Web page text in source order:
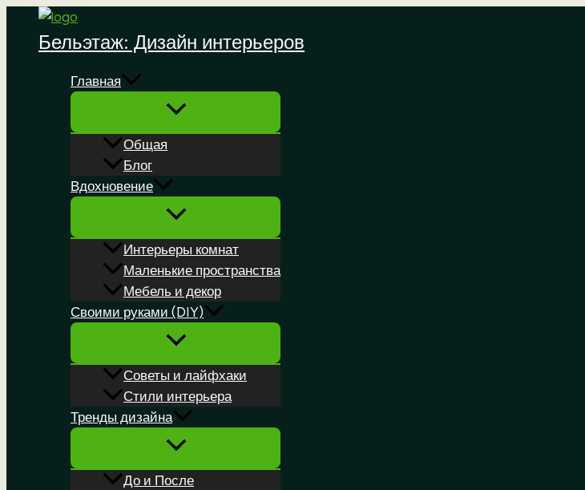
Перейти
Бельэтаж: Дизайн интерьеров
Главная
Общая
Блог
Вдохновение
Интерьеры комнат
Маленькие пространства
Мебель и декор
Своими руками (DIY)
Советы и лайфхаки
Стили интерьера
Тренды дизайна
До и После